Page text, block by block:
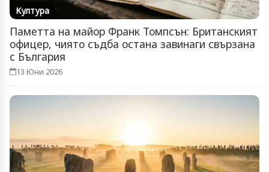
Култура
Паметта на майор Франк Томпсън: Британският
офицер, чиято съдба остана завинаги свързана
с България
13 Юни 2026